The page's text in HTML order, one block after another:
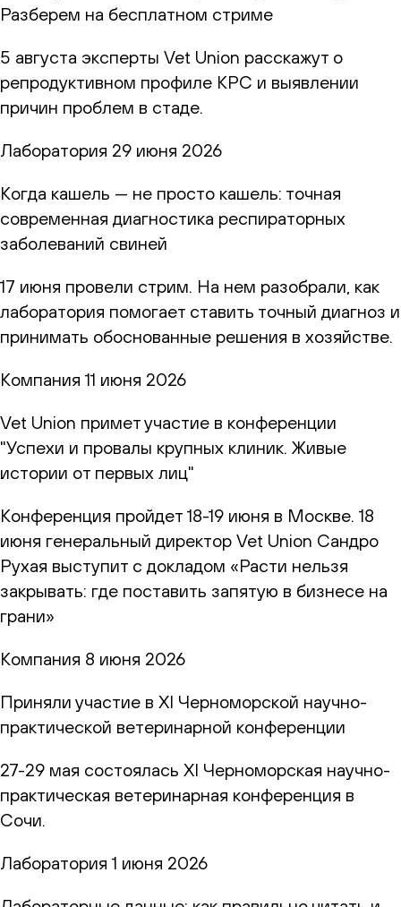
Разберем на бесплатном стриме
5 августа эксперты Vet Union расскажут о
репродуктивном профиле КРС и выявлении
причин проблем в стаде.
Лаборатория 29 июня 2026
Когда кашель — не просто кашель: точная
современная диагностика респираторных
заболеваний свиней
17 июня провели стрим. На нем разобрали, как
лаборатория помогает ставить точный диагноз и
принимать обоснованные решения в хозяйстве.
Компания 11 июня 2026
Vet Union примет участие в конференции
"Успехи и провалы крупных клиник. Живые
истории от первых лиц"
Конференция пройдет 18-19 июня в Москве. 18
июня генеральный директор Vet Union Сандро
Рухая выступит с докладом «Расти нельзя
закрывать: где поставить запятую в бизнесе на
грани»
Компания 8 июня 2026
Приняли участие в XI Черноморской научно-
практической ветеринарной конференции
27-29 мая состоялась XI Черноморская научно-
практическая ветеринарная конференция в
Сочи.
Лаборатория 1 июня 2026